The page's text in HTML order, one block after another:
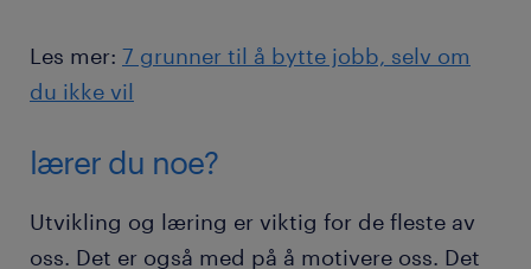
Les mer: 7 grunner til å bytte jobb, selv om
du ikke vil
lærer du noe?
Utvikling og læring er viktig for de fleste av
oss. Det er også med på å motivere oss. Det